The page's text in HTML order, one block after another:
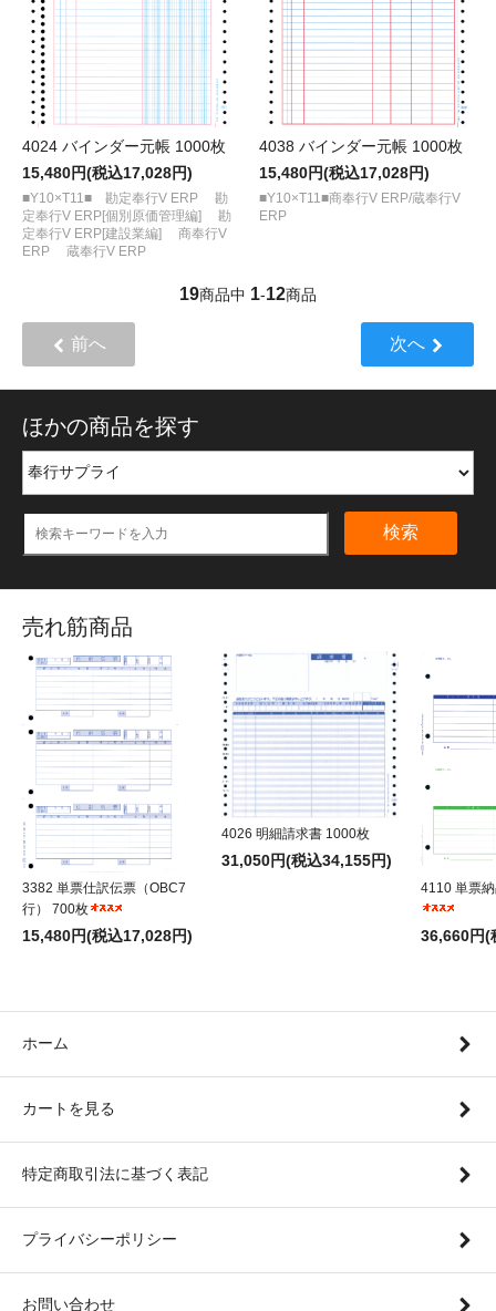
4024 バインダー元帳 1000枚
15,480円(税込17,028円)
■Y10×T11■ 勘定奉行V ERP 勘
定奉行V ERP[個別原価管理編] 勘
定奉行V ERP[建設業編] 商奉行V
ERP 蔵奉行V ERP
4038 バインダー元帳 1000枚
15,480円(税込17,028円)
■Y10×T11■商奉行V ERP/蔵奉行V
ERP
19商品中 1-12商品
前へ 次へ
ほかの商品を探す
検索
売れ筋商品
3382 単票仕訳伝票（OBC7
行） 700枚
15,480円(税込17,028円)
4026 明細請求書 1000枚
31,050円(税込34,155円)
4110 単票
36,660円(
ホーム
カートを見る
特定商取引法に基づく表記
プライバシーポリシー
お問い合わせ